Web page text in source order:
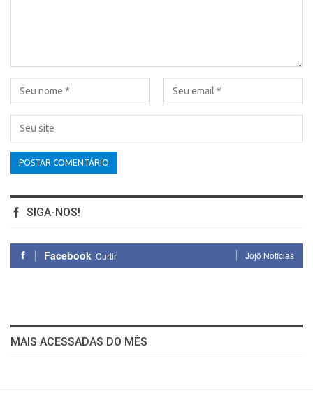
SIGA-NOS!
Facebook Curtir Jojô Notícias
MAIS ACESSADAS DO MÊS